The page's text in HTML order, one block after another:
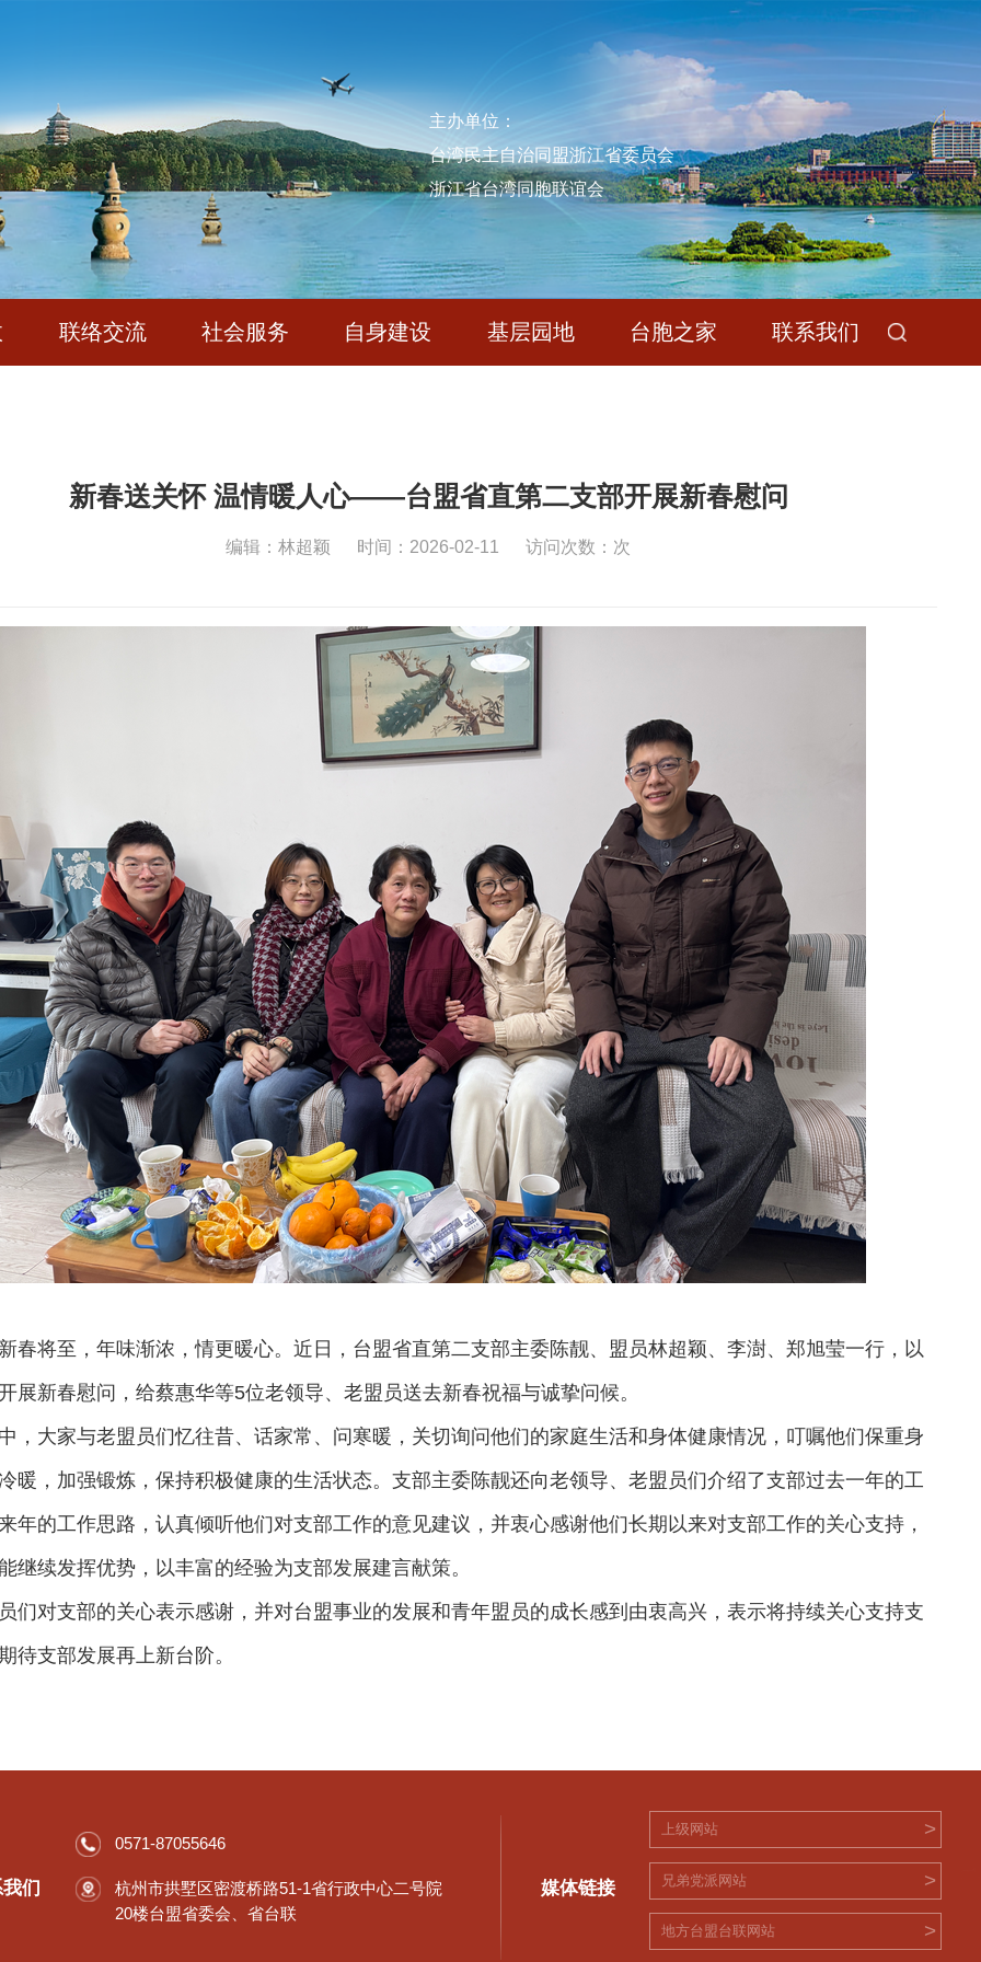
主办单位：
台湾民主自治同盟浙江省委员会
浙江省台湾同胞联谊会
联络交流 社会服务 自身建设 基层园地 台胞之家 联系我们
新春送关怀 温情暖人心——台盟省直第二支部开展新春慰问
编辑：林超颖 时间：2026-02-11 访问次数： 次
春将至，年味渐浓，情更暖心。近日，台盟省直第二支部主委陈靓、盟员林超颖、李澍、郑旭莹一行，以
展新春慰问，给蔡惠华等5位老领导、老盟员送去新春祝福与诚挚问候。
，大家与老盟员们忆往昔、话家常、问寒暖，关切询问他们的家庭生活和身体健康情况，叮嘱他们保重身
暖，加强锻炼，保持积极健康的生活状态。支部主委陈靓还向老领导、老盟员们介绍了支部过去一年的工
年的工作思路，认真倾听他们对支部工作的意见建议，并衷心感谢他们长期以来对支部工作的关心支持，
继续发挥优势，以丰富的经验为支部发展建言献策。
们对支部的关心表示感谢，并对台盟事业的发展和青年盟员的成长感到由衷高兴，表示将持续关心支持支
待支部发展再上新台阶。
们
0571-87055646
杭州市拱墅区密渡桥路51-1省行政中心二号院
20楼台盟省委会、省台联
媒体链接
上级网站 >
兄弟党派网站 >
地方台盟台联网站 >